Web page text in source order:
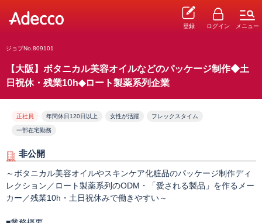
登録 ログイン メニュー
ジョブNo.809101
【大阪】ボタニカル美容オイルなどのパッケージ制作◆土
日祝休・残業10h◆ロート製薬系列企業
正社員 年間休日120日以上 女性が活躍 フレックスタイム
一部在宅勤務
非公開
～ボタニカル美容オイルやスキンケア化粧品のパッケージ制作ディ
レクション／ロート製薬系列のODM・「愛される製品」を作るメー
カー／残業10h・土日祝休みで働きやすい～